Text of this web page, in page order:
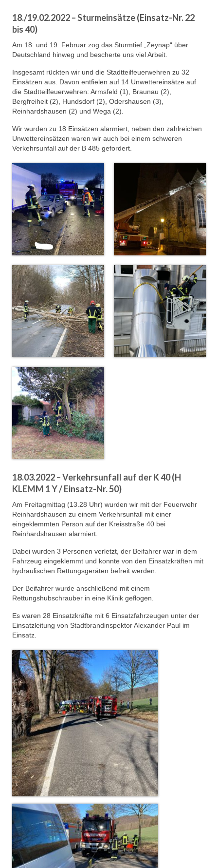
Einsatzstichworte
Infos
Dienstplan
Gründung Jugendfeuerwehr 1996
25-jähriges Jubiläum Jugendfeuerwehr 2021
Kreiszeltlager 2023
Kinderfeuerwehr
Infos
Dienstplan
Katastrophenschutz
GDekonP-Zug
Dienstplan Dekon-Zug
KatS-Zug
Dienstplan KatS-Zug
10 Jahre KatS-Zug
Musikzug
Infos
Termine
Chronik des Musikzug
Christkindwiegen
Christkindwiegen 2023
Christkindwiegen 2022
Christkindwiegen 2021
Christkindwiegen 2018
Christkindwiegen 2017
Jahreskonzert 2017
Jahreskonzert 2019
Benefizkonzert 2021
Oktoberfestkonzert 2022
Verein
Tagesfahrt 2017
Fahrzeuge & Technik
Stützpunkt
Einsatzfahrzeuge
Einsatzleitwagen ELW 1
Hilfeleistungslöschgruppenfahrzeug HLF
20
18./19.02.2022 – Sturmeinsätze (Einsatz-Nr. 22
bis 40)
Am 18. und 19. Februar zog das Sturmtief „Zeynap“ über
Deutschland hinweg und bescherte uns viel Arbeit.
Insgesamt rückten wir und die Stadtteilfeuerwehren zu 32
Einsätzen aus. Davon entfielen auf 14 Unwettereinsätze auf
die Stadtteilfeuerwehren: Armsfeld (1), Braunau (2),
Bergfreiheit (2), Hundsdorf (2), Odershausen (3),
Reinhardshausen (2) und Wega (2).
Wir wurden zu 18 Einsätzen alarmiert, neben den zahlreichen
Unwettereinsätzen waren wir auch bei einem schweren
Verkehrsunfall auf der B 485 gefordert.
18.03.2022 – Verkehrsunfall auf der K 40 (H
KLEMM 1 Y / Einsatz-Nr. 50)
Am Freitagmittag (13.28 Uhr) wurden wir mit der Feuerwehr
Reinhardshausen zu einem Verkehrsunfall mit einer
eingeklemmten Person auf der Kreisstraße 40 bei
Reinhardshausen alarmiert.
Dabei wurden 3 Personen verletzt, der Beifahrer war in dem
Fahrzeug eingeklemmt und konnte von den Einsatzkräften mit
hydraulischen Rettungsgeräten befreit werden.
Der Beifahrer wurde anschließend mit einem
Rettungshubschrauber in eine Klinik geflogen.
Es waren 28 Einsatzkräfte mit 6 Einsatzfahrzeugen unter der
Einsatzleitung von Stadtbrandinspektor Alexander Paul im
Einsatz.